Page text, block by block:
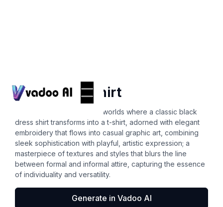
black dress shirt
A surreal fusion of fashion worlds where a classic black
dress shirt transforms into a t-shirt, adorned with elegant
embroidery that flows into casual graphic art, combining
sleek sophistication with playful, artistic expression; a
masterpiece of textures and styles that blurs the line
between formal and informal attire, capturing the essence
of individuality and versatility.
Generate in Vadoo AI